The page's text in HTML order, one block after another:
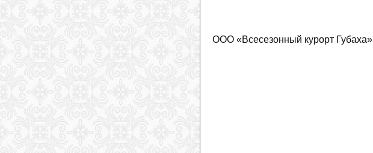
ООО «Всесезонный курорт Губаха»